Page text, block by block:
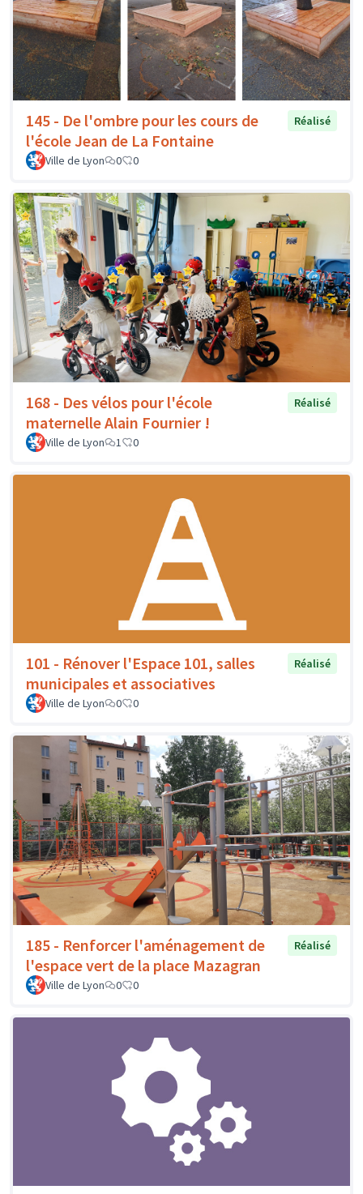
145 - De l'ombre pour les cours de
l'école Jean de La Fontaine
Réalisé
Ville de Lyon 0 0
168 - Des vélos pour l'école
maternelle Alain Fournier !
Réalisé
Ville de Lyon 1 0
101 - Rénover l'Espace 101, salles
municipales et associatives
Réalisé
Ville de Lyon 0 0
185 - Renforcer l'aménagement de
l'espace vert de la place Mazagran
Réalisé
Ville de Lyon 0 0